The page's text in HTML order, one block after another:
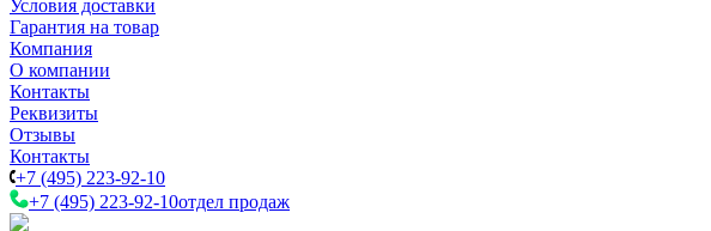
Условия доставки
Гарантия на товар
Компания
О компании
Контакты
Реквизиты
Отзывы
Контакты
+7 (495) 223-92-10
+7 (495) 223-92-10отдел продаж